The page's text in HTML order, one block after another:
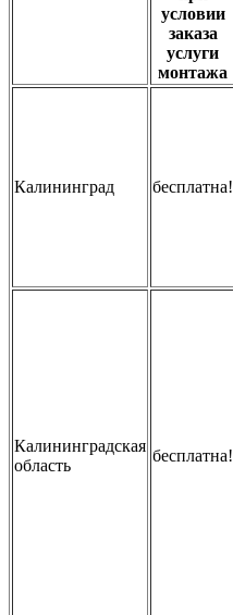
условии
заказа
услуги
монтажа
Калининград бесплатна!
Калининградская
область
бесплатна!